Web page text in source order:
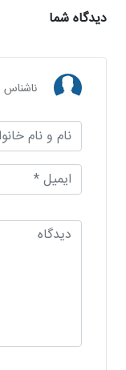
دیدگاه شما
ناشناس